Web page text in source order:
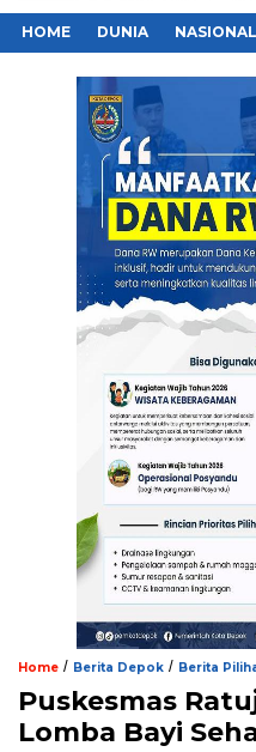
HOME DUNIA NASIONAL
Home / Berita Depok / Berita
Puskesmas
Lomba Bayi